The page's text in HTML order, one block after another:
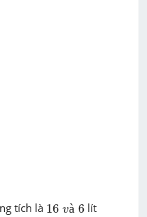
tích là 16 và 6
16 và 6 lít